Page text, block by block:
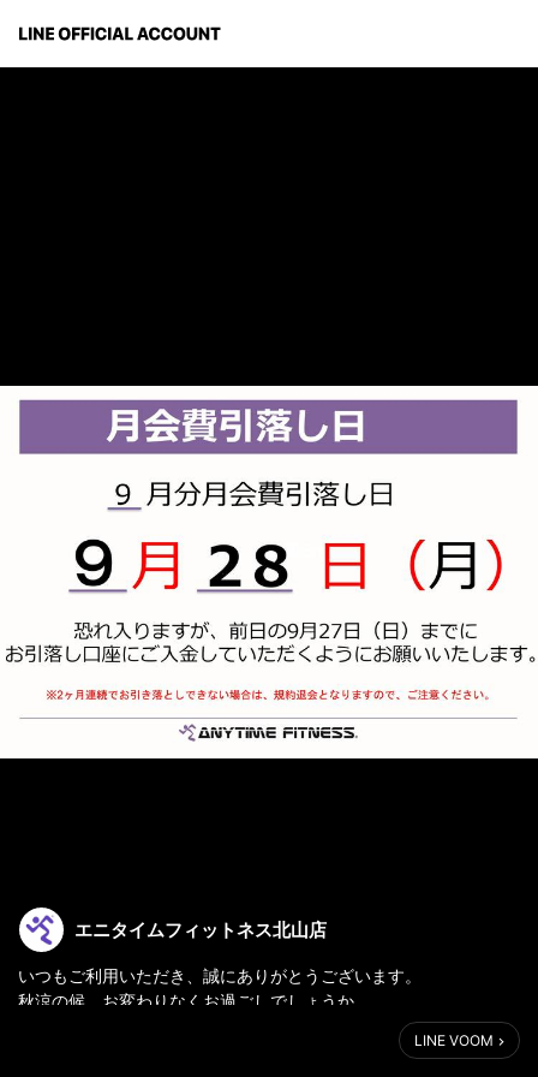
エニタイムフィットネス北山店
いつもご利用いただき、誠にありがとうございます。
秋涼の候 お変わりなくお過ごしでしょうか。
「会費の引き落とし日」についてご案内いたします💁‍♀️
LINE VOOM